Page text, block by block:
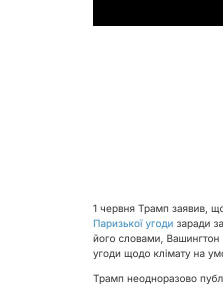
1 червня Трамп заявив,
Паризької угоди заради
його словами,
угоди щодо клімату на
Трамп неодноразово